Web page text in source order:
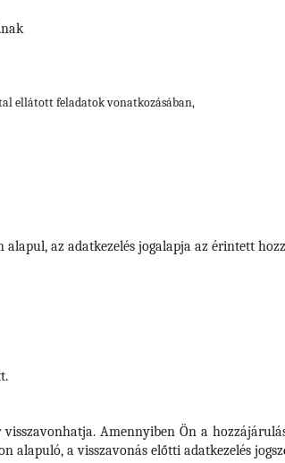
ellátott feladatok vonatkozásában,
az adatkezelés jogalapja az érintett
Amennyiben Ön a
a visszavonás előtti adatkezelés